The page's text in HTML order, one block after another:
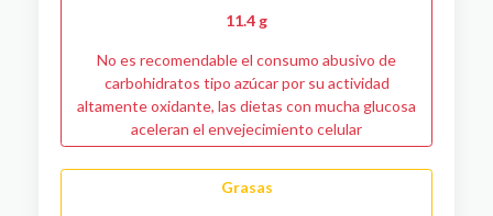
11.4 g
No es recomendable el consumo abusivo de
carbohidratos tipo azúcar por su actividad
altamente oxidante, las dietas con mucha glucosa
aceleran el envejecimiento celular
Grasas